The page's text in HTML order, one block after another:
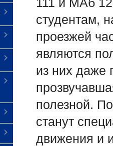
студентам,
проезжей
являются
из них даже
полезной.
станут
движения и